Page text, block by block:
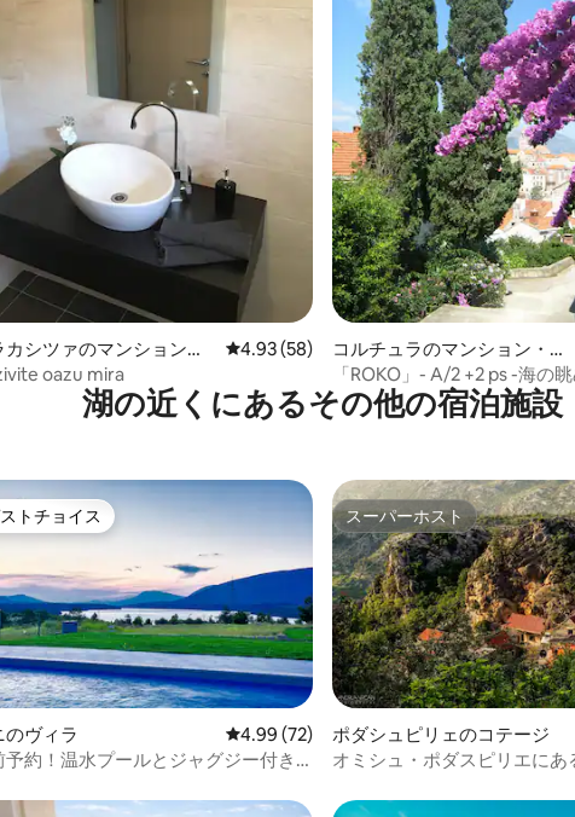
星中4.93つ星の平均評価
カシツァのマンション・
ート
レビュー58件、5つ星中4.93つ星の平均評価
4.93 (58)
oazu mira
コルチュラのマンション・ア
パート
「ROKO」- A/2 +2 ps -海の
ー-専用駐車場
湖の近くにあるその他の宿泊施設
つ星中5.0つ星の平均評価
ストチョイス
トチョイス
のヴィラ レビュー72件、5つ星中4.99つ星の平均評価
4.99 (72)
予約！温水プールとジャグジー付き
スーパーホスト
スーパーホスト
ポダシュピリェのコテージ
オミシュ・ポダスピリエにあ